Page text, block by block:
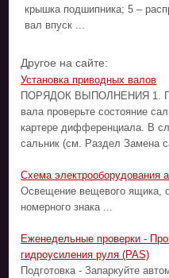
крышка подшипника; 5 –
вал впуск ...
Другое на сайте:
Установка приводных валов
ПОРЯДОК ВЫПОЛНЕНИЯ 1.
вала проверьте состояние
картере дифференциала. В
сальник (см. Раздел Замена
Cхема электрооборудования
Освещение вещевого ящика,
номерного знака ...
Еженедельные проверки -
гидроусиления руля (PAS)
Подготовка - Запаркуйте